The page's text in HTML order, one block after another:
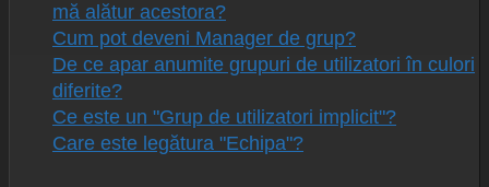
mă alătur acestora?
Cum pot deveni Manager de grup?
De ce apar anumite grupuri de utilizatori în culori
diferite?
Ce este un "Grup de utilizatori implicit"?
Care este legătura "Echipa"?